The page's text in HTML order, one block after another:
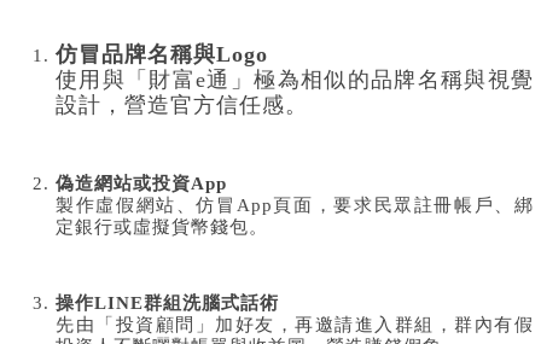
仿冒品牌名稱與Logo
使用與「財富e通」極為相似的品牌名稱與視覺
設計，營造官方信任感。
偽造網站或投資App
製作虛假網站、仿冒App頁面，要求民眾註冊帳戶、綁
定銀行或虛擬貨幣錢包。
操作LINE群組洗腦式話術
先由「投資顧問」加好友，再邀請進入群組，群內有假